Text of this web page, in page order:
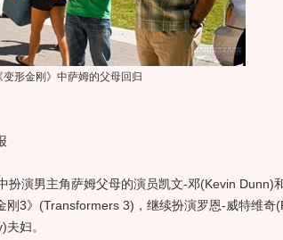
变形金刚》中萨姆的父母回归
演男主角萨姆父母的演员凯文-邓(Kevin Dunn)
刚3》(Transformers 3)，继续扮演罗恩-威特维奇
妇。